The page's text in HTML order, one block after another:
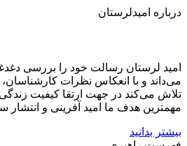
درباره امیدلرستان
امید لرستان رسالت خود را بررسی
می‌داند و با انعکاس نظرات
تلاش می‌کند در جهت ارتقا کیفیت
مهمترین هدف ما امید آفرینی و انتشار
بیشتر بدانید